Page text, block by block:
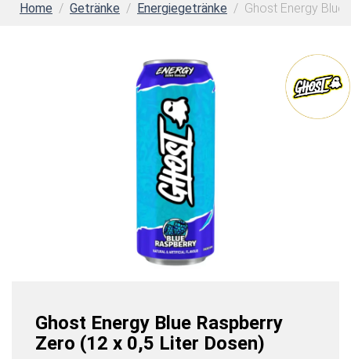
Home Getränke Energiegetränke Ghost Energy
Ghost Energy Blue Raspberry
Zero (12 x 0,5 Liter Dosen)